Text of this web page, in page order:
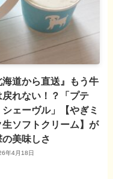
海道から直送』もう牛
戻れない！？「プテ
シェーヴル」【やぎミ
生ソフトクリーム】が
の美味しさ
年4月18日